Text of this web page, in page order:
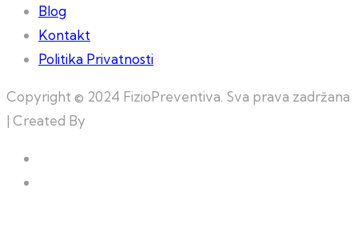
Blog
Kontakt
Politika Privatnosti
Copyright © 2024 FizioPreventiva. Sva prava zadržana
| Created By